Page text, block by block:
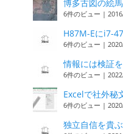
博多古図の絵
6件のビュー |
H87M-Eにi7-
6件のビュー |
情報には検証
6件のビュー |
Excelで社外秘
6件のビュー |
独立自信を貴ぶ